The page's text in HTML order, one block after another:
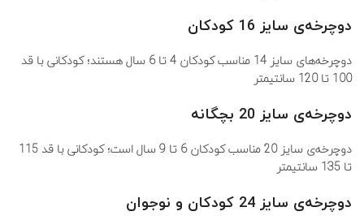
دوچرخهی سایز 16 کودکان
دوچرخه‌های سایز 14 مناسب کودکان 4 تا 6 سال هستند؛ کودکانی با قد
100 تا 120 سانتیمتر
دوچرخهی سایز 20 بچگانه
دوچرخه‌ی سایز 20 مناسب کودکان 6 تا 9 سال است؛ کودکانی با قد 115
تا 135 سانتیمتر
دوچرخهی سایز 24 کودکان و نوجوان